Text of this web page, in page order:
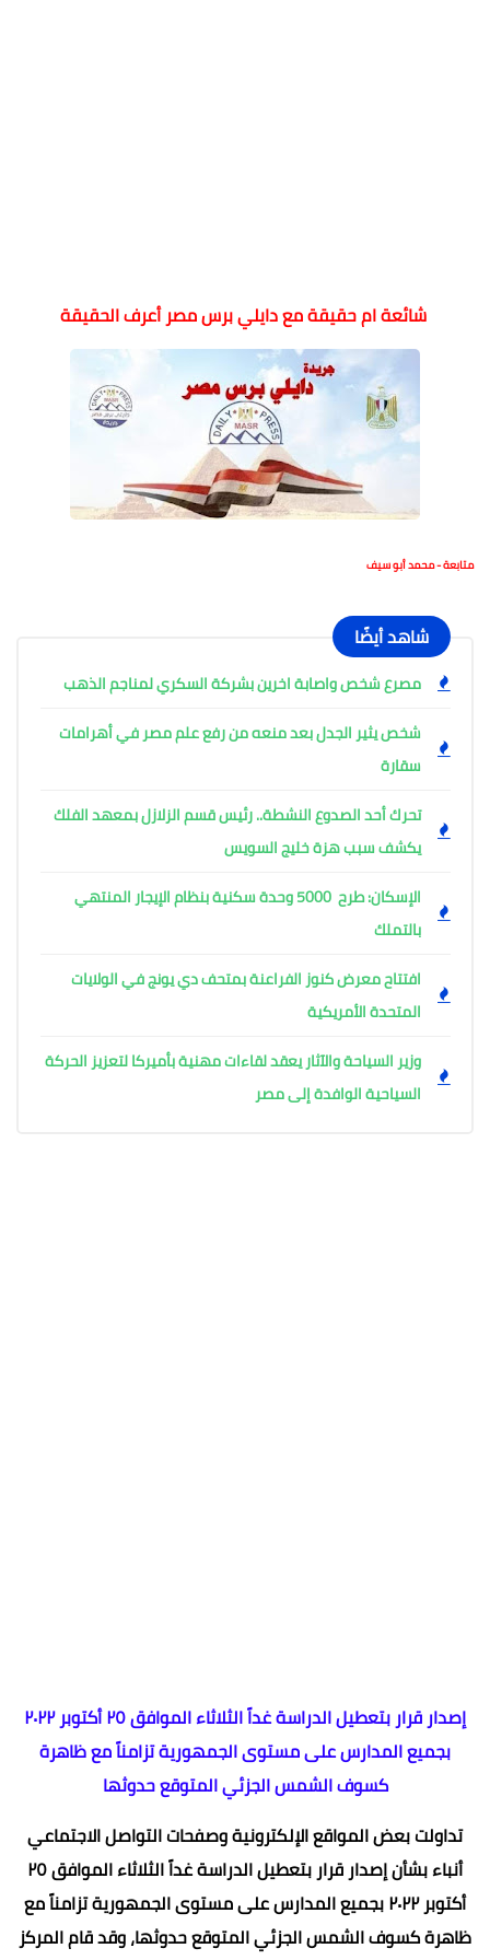
شائعة ام حقيقة مع دايلي برس مصر أعرف الحقيقة
متابعة - محمد أبو سيف
شاهد أيضًا
مصرع شخص واصابة اخرين بشركة السكري لمناجم الذهب
شخص يثير الجدل بعد منعه من رفع علم مصر في أهرامات
سقارة
تحرك أحد الصدوع النشطة.. رئيس قسم الزلازل بمعهد الفلك
يكشف سبب هزة خليج السويس
الإسكان: طرح 5000 وحدة سكنية بنظام الإيجار المنتهي
بالتملك
افتتاح معرض كنوز الفراعنة بمتحف دي يونج في الولايات
المتحدة الأمريكية
وزير السياحة والآثار يعقد لقاءات مهنية بأميركا لتعزيز الحركة
السياحية الوافدة إلى مصر
إصدار قرار بتعطيل الدراسة غداً الثلاثاء الموافق ٢٥ أكتوبر ٢٠٢٢
بجميع المدارس على مستوى الجمهورية تزامناً مع ظاهرة
كسوف الشمس الجزئي المتوقع حدوثها
تداولت بعض المواقع الإلكترونية وصفحات التواصل الاجتماعي
أنباء بشأن إصدار قرار بتعطيل الدراسة غداً الثلاثاء الموافق ٢٥
أكتوبر ٢٠٢٢ بجميع المدارس على مستوى الجمهورية تزامناً مع
ظاهرة كسوف الشمس الجزئي المتوقع حدوثها، وقد قام المركز